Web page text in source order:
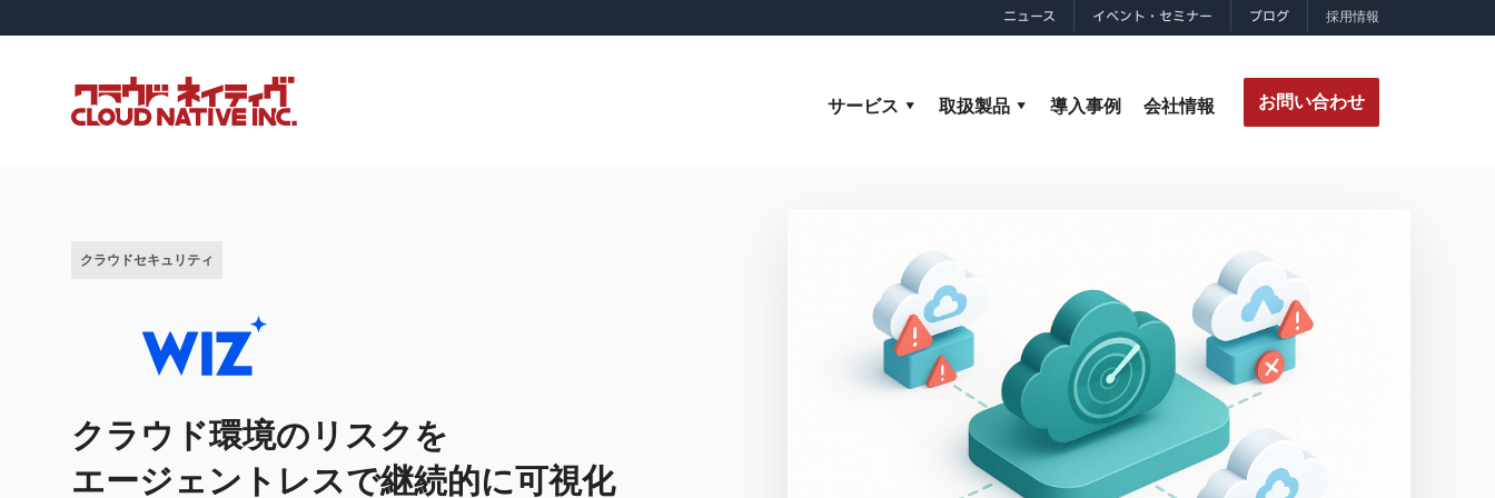
ニュース イベント・セミナー ブログ 採用情報
サービス 取扱製品 導入事例 会社情報 お問い合わせ
クラウドセキュリティ
クラウド環境のリスクを
エージェントレスで継続的に可視化